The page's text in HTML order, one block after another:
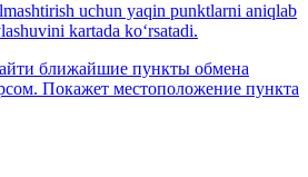
uchun yaqin punktlarni aniqlab
kartada ko‘rsatadi.
ближайшие пункты обмена
Покажет местоположение пункта